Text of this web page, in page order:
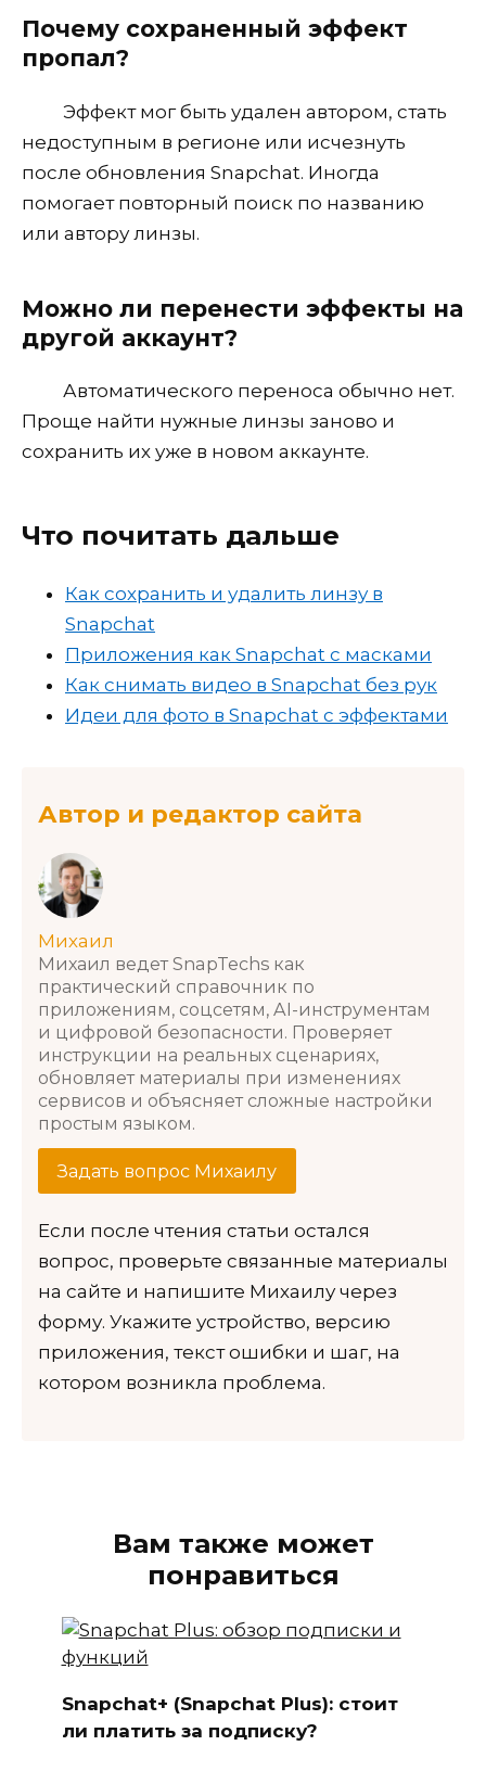
Почему сохраненный эффект
пропал?
Эффект мог быть удален автором, стать
недоступным в регионе или исчезнуть
после обновления Snapchat. Иногда
помогает повторный поиск по названию
или автору линзы.
Можно ли перенести эффекты на
другой аккаунт?
Автоматического переноса обычно нет.
Проще найти нужные линзы заново и
сохранить их уже в новом аккаунте.
Что почитать дальше
Как сохранить и удалить линзу в
Snapchat
Приложения как Snapchat с масками
Как снимать видео в Snapchat без рук
Идеи для фото в Snapchat с эффектами
Автор и редактор сайта
Михаил
Михаил ведет SnapTechs как
практический справочник по
приложениям, соцсетям, AI-инструментам
и цифровой безопасности. Проверяет
инструкции на реальных сценариях,
обновляет материалы при изменениях
сервисов и объясняет сложные настройки
простым языком.
Задать вопрос Михаилу
Если после чтения статьи остался
вопрос, проверьте связанные материалы
на сайте и напишите Михаилу через
форму. Укажите устройство, версию
приложения, текст ошибки и шаг, на
котором возникла проблема.
Вам также может
понравиться
Snapchat+ (Snapchat Plus): стоит
ли платить за подписку?